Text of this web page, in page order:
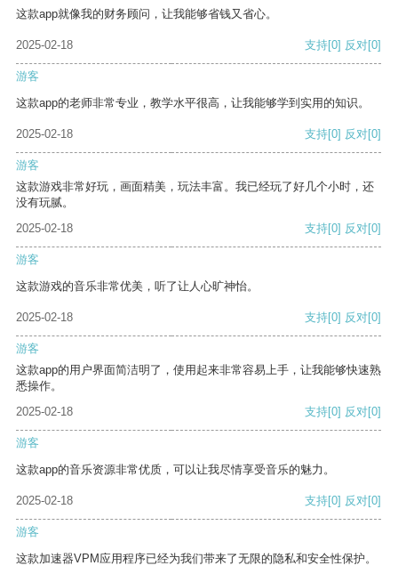
这款app就像我的财务顾问，让我能够省钱又省心。
2025-02-18 支持[0] 反对[0]
游客
这款app的老师非常专业，教学水平很高，让我能够学到实用的知识。
2025-02-18 支持[0] 反对[0]
游客
这款游戏非常好玩，画面精美，玩法丰富。我已经玩了好几个小时，还
没有玩腻。
2025-02-18
支持[0] 反对[0]
游客
这款游戏的音乐非常优美，听了让人心旷神怡。
2025-02-18 支持[0] 反对[0]
游客
这款app的用户界面简洁明了，使用起来非常容易上手，让我能够快速熟
悉操作。
2025-02-18
支持[0] 反对[0]
游客
这款app的音乐资源非常优质，可以让我尽情享受音乐的魅力。
2025-02-18 支持[0] 反对[0]
游客
这款加速器VPM应用程序已经为我们带来了无限的隐私和安全性保护。